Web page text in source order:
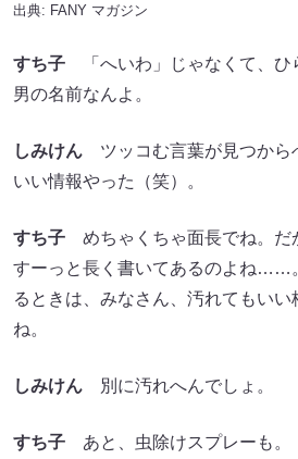
出典: FANY マガジン
すち子 「へいわ」じゃなくて、ひ
男の名前なんよ。
しみけん ツッコむ言葉が見つから
いい情報やった（笑）。
すち子 めちゃくちゃ面長でね。だ
すーっと長く書いてあるのよね……
るときは、みなさん、汚れてもい
ね。
しみけん 別に汚れへんでしょ。
すち子 あと、虫除けスプレーも。